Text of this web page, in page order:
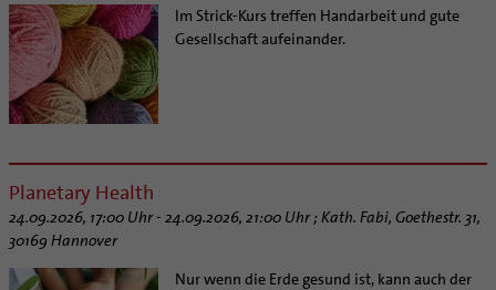
Im Strick-Kurs treffen Handarbeit und gute
Gesellschaft aufeinander.
Planetary Health
24.09.2026, 17:00 Uhr - 24.09.2026, 21:00 Uhr ; Kath. Fabi, Goethestr. 31,
30169 Hannover
Nur wenn die Erde gesund ist, kann auch der